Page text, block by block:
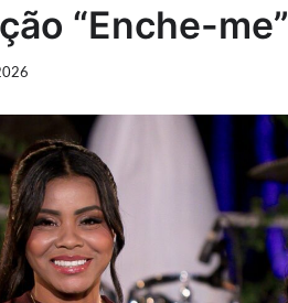
“Enche-me”